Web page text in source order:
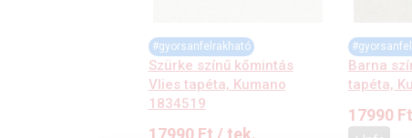
#gyorsanfelrakható
Szürke színű kőmintás
Vlies tapéta, Kumano
1834519
17990 Ft / tek.
Barna
tapéta,
17990 Ft